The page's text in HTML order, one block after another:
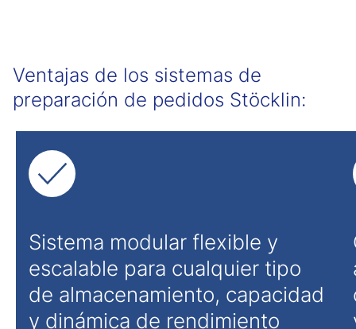
Ventajas de los sistemas de
preparación de pedidos Stöcklin:
Sistema modular flexible y
escalable para cualquier tipo
de almacenamiento, capacidad
y dinámica de rendimiento